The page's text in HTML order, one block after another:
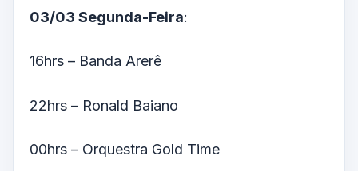
03/03 Segunda-Feira:
16hrs – Banda Arerê
22hrs – Ronald Baiano
00hrs – Orquestra Gold Time